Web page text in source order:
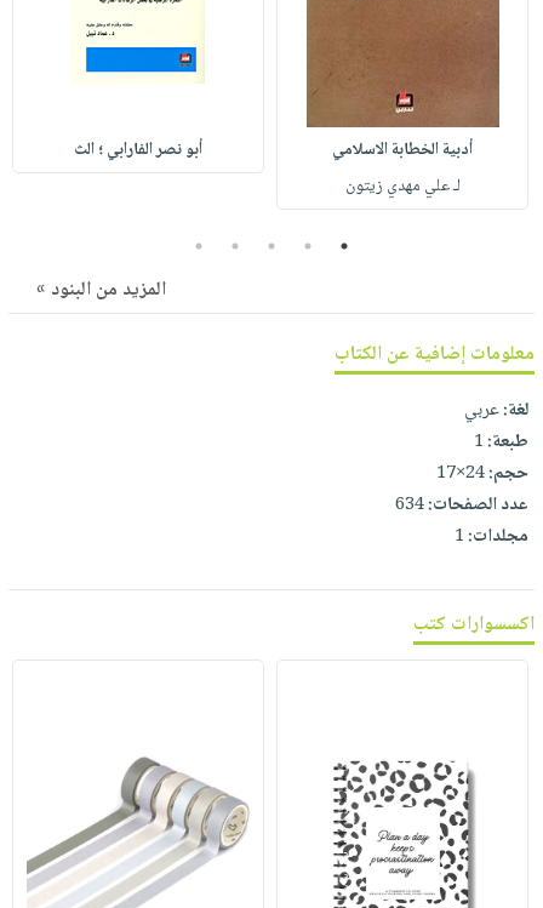
عناية
صابون
أطفال
مناسبات
سياسة
الشركة
فيديوهات
أسئلة
طرحها
وفرات
انشر
كتابك
تواصل
معنا
لائحة
التسوق
نشرة
أدبية الخطابة الاسلامي
لـ علي مهدي زيتون
أبو نصر الفارابي ؛ الث
1
2
3
4
5
المزيد من البنود »
معلومات إضافية عن الكتاب
لغة:عربي
طبعة:1
حجم:24×17
عدد الصفحات:634
مجلدات:1
اكسسوارات كتب